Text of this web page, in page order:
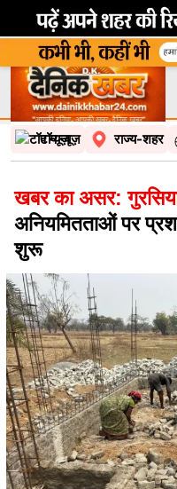
टॉप न्यूज़ राज्य-शहर
खबर का असर:
अनियमितताओं पर
शुरू